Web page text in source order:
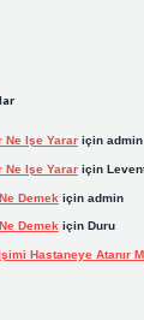
Ne Işe Yarariçin admin
Ne Işe Yarariçin
Demek için admin
Demek için Duru
Hastaneye Atanır